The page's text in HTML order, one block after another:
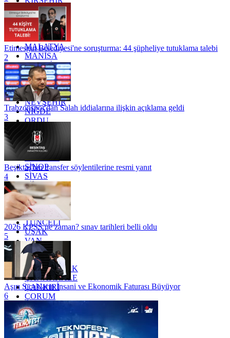
KOCAELİ
KONYA
KÜTAHYA
KİLİS
MALATYA
MANİSA
MARDİN
MERSİN
MUĞLA
MUŞ
NEVŞEHİR
NİĞDE
ORDU
OSMANİYE
RİZE
SAKARYA
SİNOP
SİVAS
SİİRT
TEKİRDAĞ
TOKAT
TRABZON
TUNCELİ
UŞAK
VAN
YALOVA
YOZGAT
ZONGULDAK
ÇANAKKALE
ÇANKIRI
ÇORUM
İSTANBUL
İZMİR
ŞANLIURFA
ŞIRNAK
Etimesgut Belediyesi'ne soruşturma: 44 şüpheliye tutuklama talebi
2
Trabzonspor'dan Salah iddialarına ilişkin açıklama geldi
3
Beşiktaş'tan transfer söylentilerine resmi yanıt
4
2026 KPSS ne zaman? sınav tarihleri belli oldu
5
Aşırı Sıcakların İnsani ve Ekonomik Faturası Büyüyor
6